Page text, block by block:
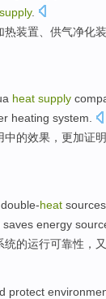
supply.
热装置、供气净化
heat supply
heating system.
中的效果 ，更加证
double-heat
saves energy
统的运行可靠性 ， 又
protect